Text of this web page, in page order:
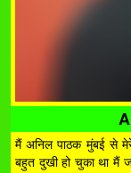
मैं अनिल पाठक मुंबई से
बहुत दुखी हो चुका था मैं